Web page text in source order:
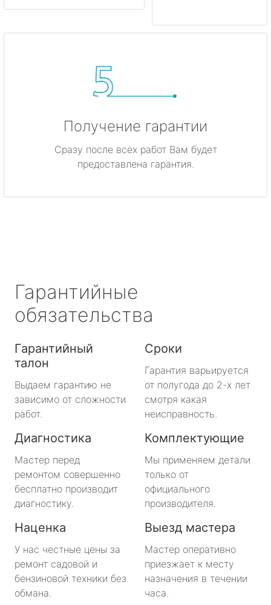
Получение гарантии
Сразу после всех работ Вам будет
предоставлена гарантия.
Гарантийные
обязательства
Гарантийный
талон
Выдаем гарантию не
зависимо от сложности
работ.
Сроки
Гарантия варьируется
от полугода до 2-х лет
смотря какая
неисправность.
Диагностика
Мастер перед
ремонтом совершенно
бесплатно производит
диагностику.
Комплектующие
Мы применяем детали
только от
официального
производителя.
Наценка
У нас честные цены за
ремонт садовой и
бензиновой техники без
обмана.
Выезд мастера
Мастер оперативно
приезжает к месту
назначения в течении
часа.